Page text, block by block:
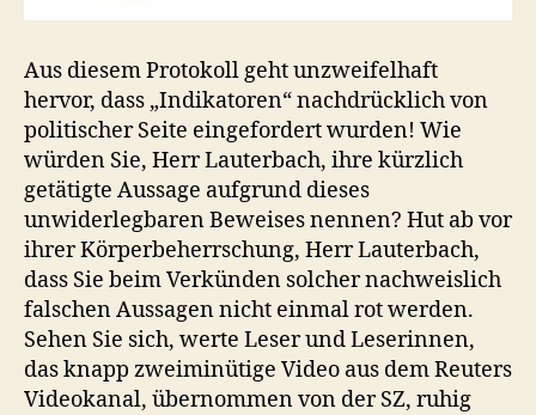
Aus diesem Protokoll geht unzweifelhaft
hervor, dass „Indikatoren“ nachdrücklich von
politischer Seite eingefordert wurden! Wie
würden Sie, Herr Lauterbach, ihre kürzlich
getätigte Aussage aufgrund dieses
unwiderlegbaren Beweises nennen? Hut ab vor
ihrer Körperbeherrschung, Herr Lauterbach,
dass Sie beim Verkünden solcher nachweislich
falschen Aussagen nicht einmal rot werden.
Sehen Sie sich, werte Leser und Leserinnen,
das knapp zweiminütige Video aus dem Reuters
Videokanal, übernommen von der SZ, ruhig